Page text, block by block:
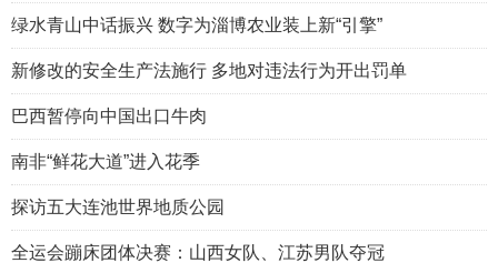
绿水青山中话振兴 数字为淄博农业装上新“引擎”
新修改的安全生产法施行 多地对违法行为开出罚单
巴西暂停向中国出口牛肉
南非“鲜花大道”进入花季
探访五大连池世界地质公园
全运会蹦床团体决赛：山西女队、江苏男队夺冠